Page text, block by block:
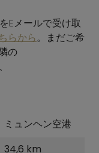
Eメールで受け取
らから。まだご希
の
、
ミュンヘン空港
34,6 km